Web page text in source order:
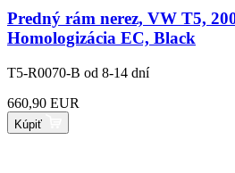
Predný rám nerez, VW T5,
Homologizácia EC, Black
T5-R0070-B od 8-14 dní
660,90 EUR
Kúpiť